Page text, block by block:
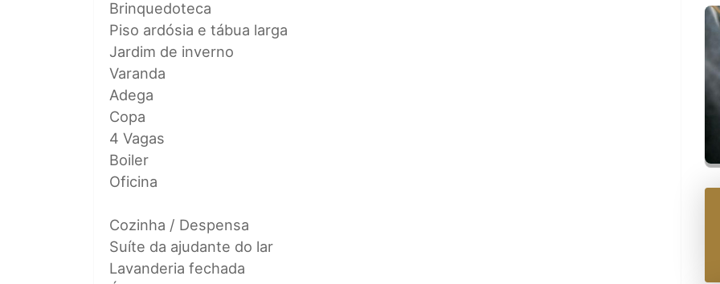
Brinquedoteca
Piso ardósia e tábua larga
Jardim de inverno
Varanda
Adega
Copa
4 Vagas
Boiler
Oficina
Cozinha / Despensa
Suíte da ajudante do lar
Lavanderia fechada